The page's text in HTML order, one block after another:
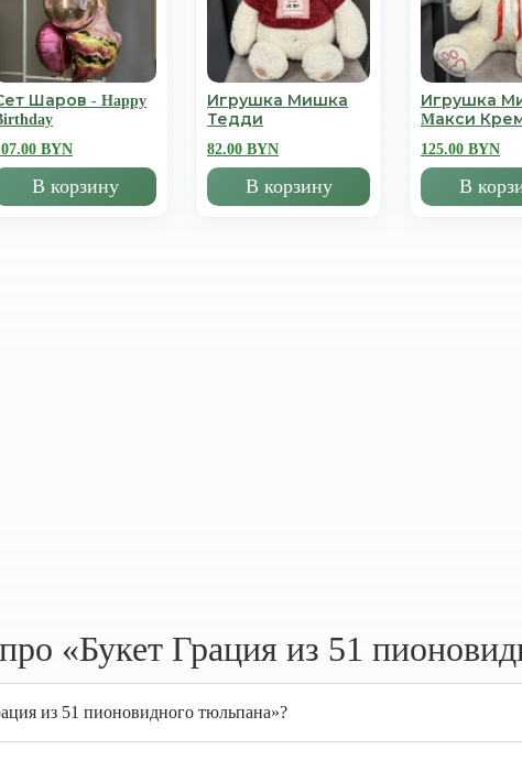
Шаров - Happy
BYN
В корзину
Игрушка Мишка
Тедди
82.00 BYN
В корзину
Игрушка
Mакси
125.00 BYN
В
«Букет Грация из 51
из 51 пионовидного тюльпана»?